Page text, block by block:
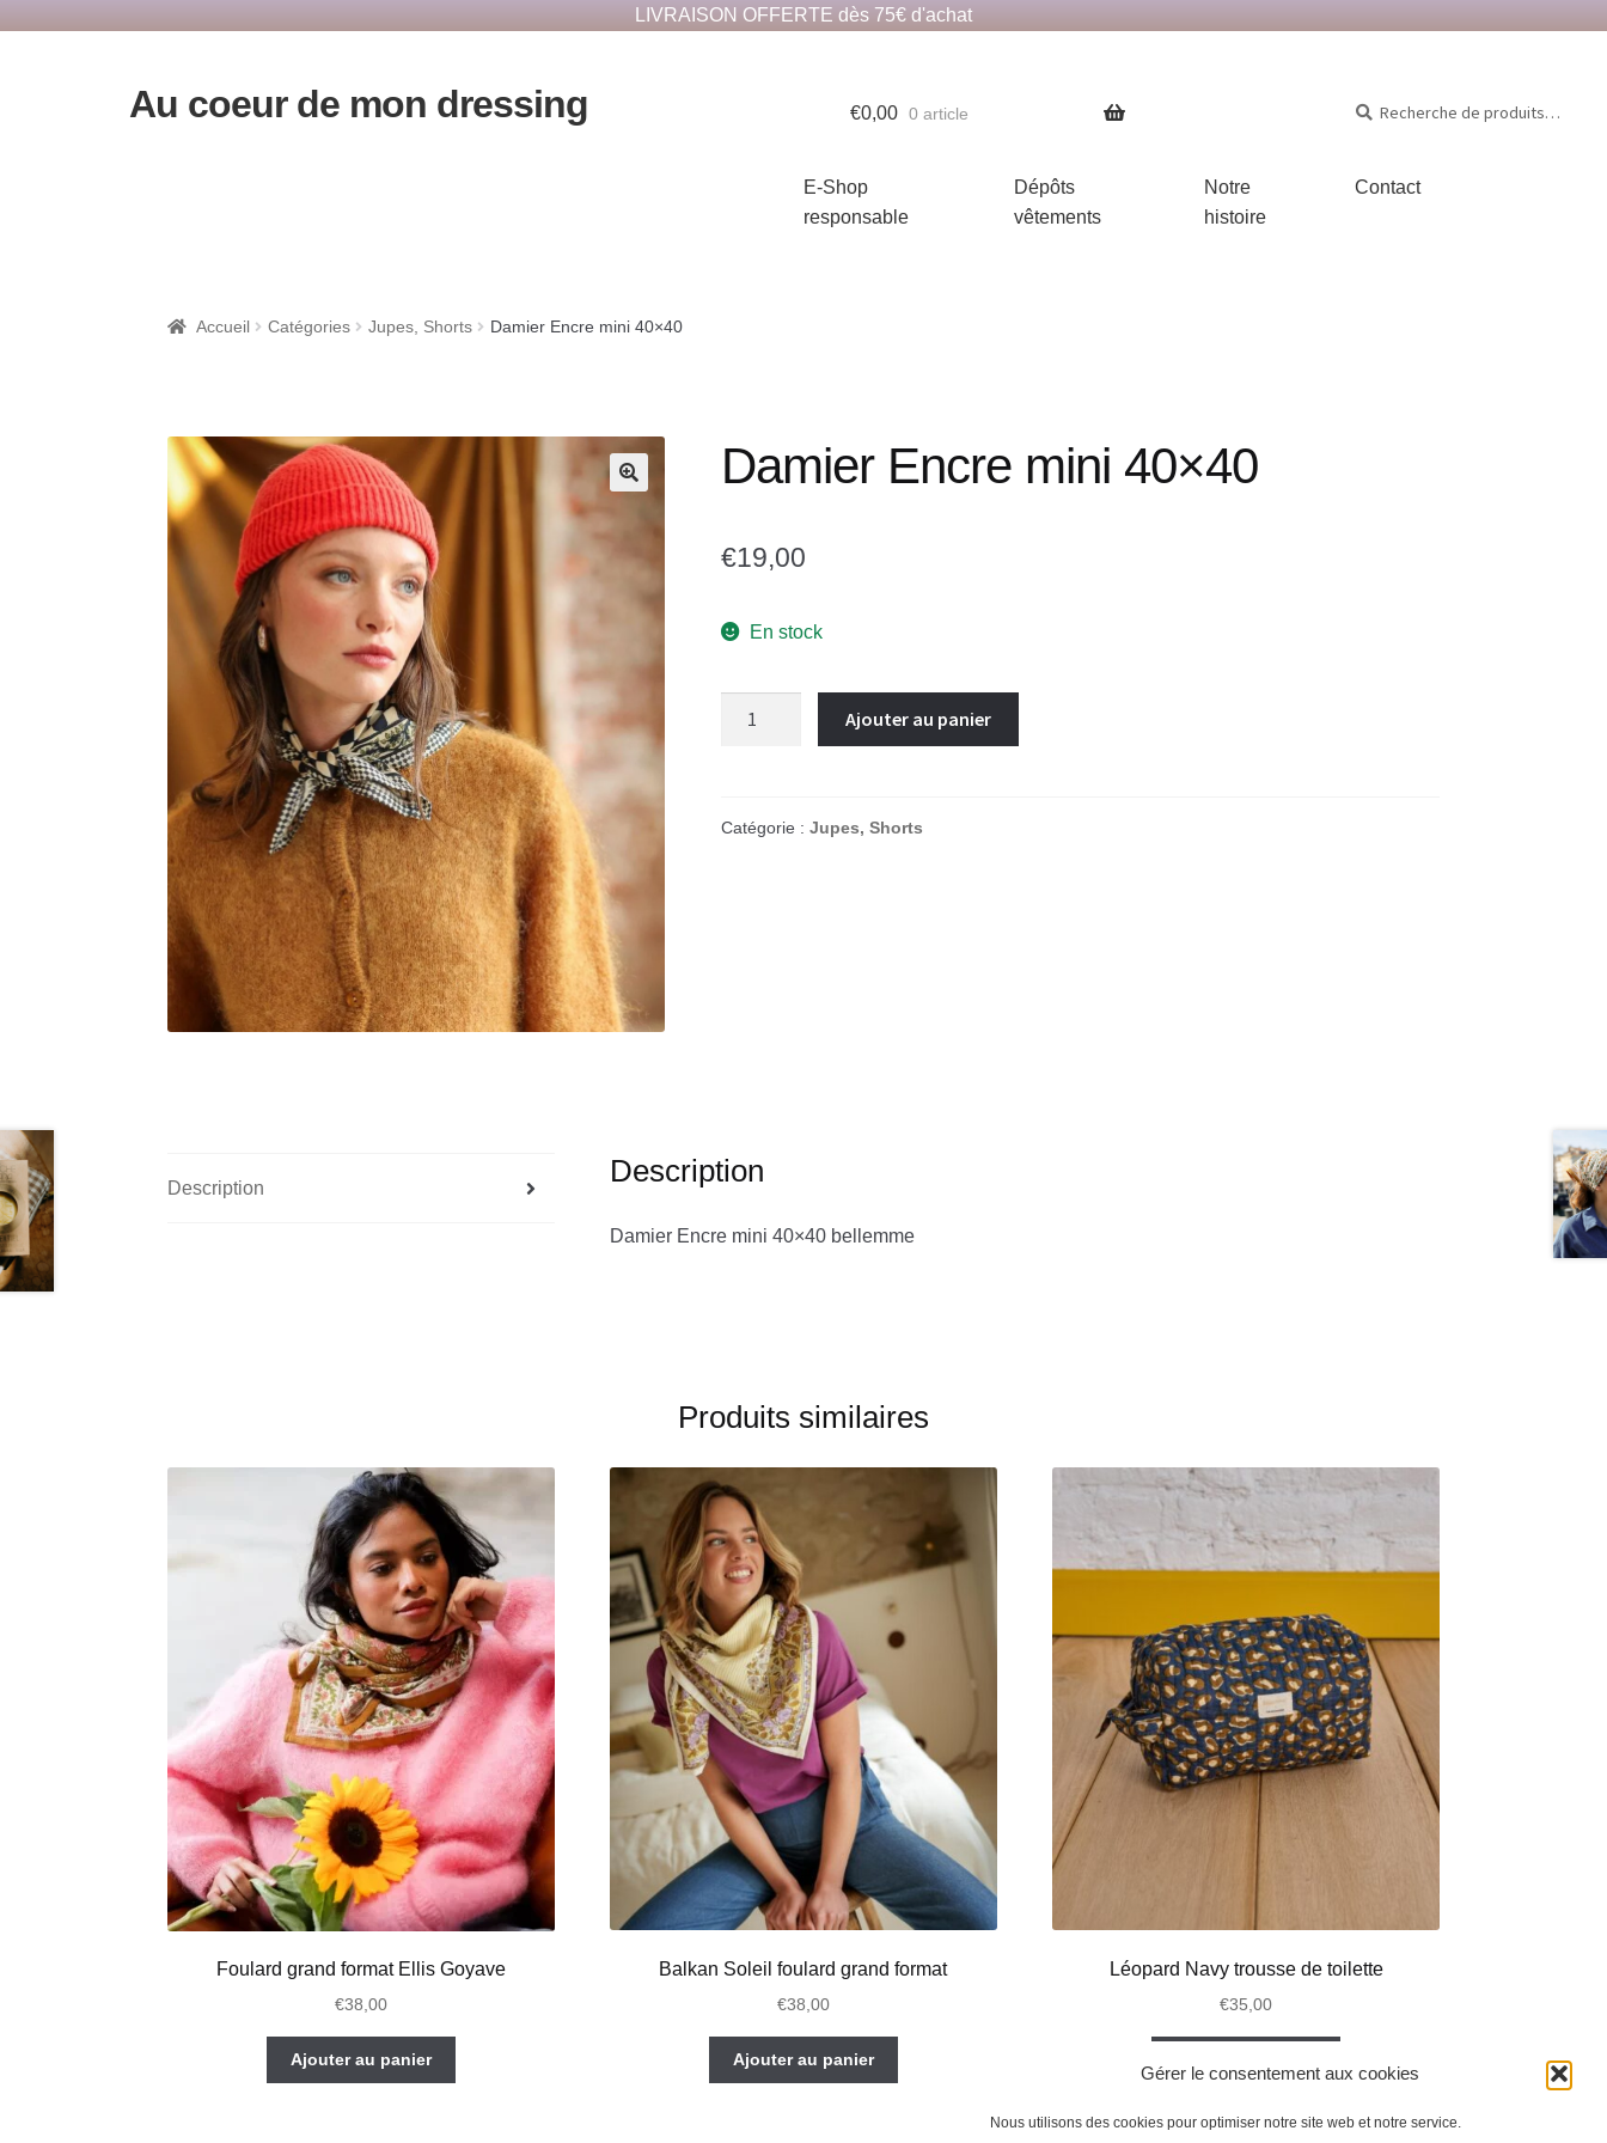
LIVRAISON OFFERTE dès 75€ d'achat
Gérer le consentement aux cookies
Nous utilisons des cookies pour optimiser notre site web et notre service.
Au coeur de mon dressing
E-Shop
responsable
Dépôts
vêtements
Notre
histoire
Contact
€0,00 0 article
Accueil Catégories Jupes, Shorts Damier Encre mini 40×40
Damier Encre mini 40×40
€19,00
En stock
Ajouter au panier
Catégorie : Jupes, Shorts
Description
Description
Damier Encre mini 40×40 bellemme
Produits similaires
Foulard grand format Ellis Goyave
€38,00
Ajouter au panier
Balkan Soleil foulard grand format
€38,00
Ajouter au panier
Léopard Navy trousse de toilette
€35,00